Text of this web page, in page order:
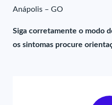
Anápolis – GO
Siga corretamente o modo
os sintomas procure